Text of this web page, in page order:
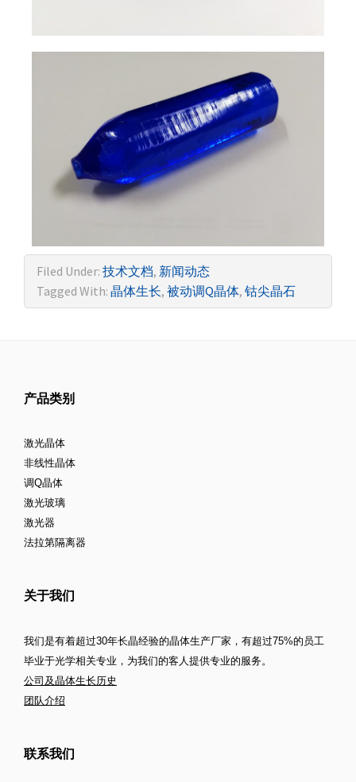
Filed Under: 技术文档, 新闻动态
Tagged With: 晶体生长, 被动调Q晶体, 钴尖晶石
产品类别
激光晶体
非线性晶体
调Q晶体
激光玻璃
激光器
法拉第隔离器
关于我们
我们是有着超过30年长晶经验的晶体生产厂家，有超过75%的员工
毕业于光学相关专业，为我们的客人提供专业的服务。
公司及晶体生长历史
团队介绍
联系我们